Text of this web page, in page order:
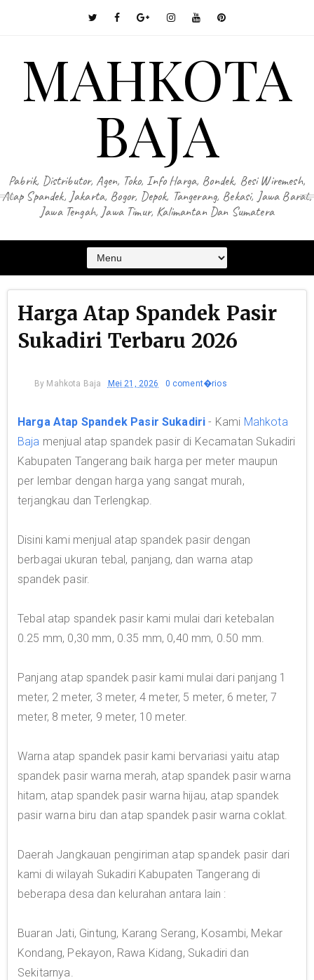
MAHKOTA
BAJA
Pabrik, Distributor, Agen, Toko, Info Harga, Bondek, Besi Wiremesh,
Atap Spandek, Jakarta, Bogor, Depok, Tangerang, Bekasi, Jawa Barat,
Jawa Tengah, Jawa Timur, Kalimantan Dan Sumatera
Harga Atap Spandek Pasir
Sukadiri Terbaru 2026
By Mahkota Baja Mei 21, 2026 0 coment�rios
Harga Atap Spandek Pasir Sukadiri - Kami Mahkota
Baja menjual atap spandek pasir di Kecamatan Sukadiri
Kabupaten Tangerang baik harga per meter maupun
per lembar dengan harga yang sangat murah,
terjangkau dan Terlengkap.
Disini kami menjual atap spandek pasir dengan
berbagai ukuran tebal, panjang, dan warna atap
spandek pasir.
Tebal atap spandek pasir kami mulai dari ketebalan
0.25 mm, 0,30 mm, 0.35 mm, 0,40 mm, 0.50 mm.
Panjang atap spandek pasir kami mulai dari panjang 1
meter, 2 meter, 3 meter, 4 meter, 5 meter, 6 meter, 7
meter, 8 meter, 9 meter, 10 meter.
Warna atap spandek pasir kami bervariasi yaitu atap
spandek pasir warna merah, atap spandek pasir warna
hitam, atap spandek pasir warna hijau, atap spandek
pasir warna biru dan atap spandek pasir warna coklat.
Daerah Jangkauan pengiriman atap spandek pasir dari
kami di wilayah Sukadiri Kabupaten Tangerang di
beberapa desa dan kelurahan antara lain :
Buaran Jati, Gintung, Karang Serang, Kosambi, Mekar
Kondang, Pekayon, Rawa Kidang, Sukadiri dan
Sekitarnya.